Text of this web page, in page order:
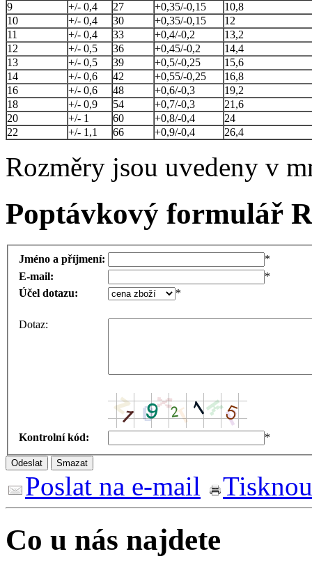
9
+/- 0,4 27 +0,35/-0,15
10,8
10
+/- 0,4 30 +0,35/-0,15
12
11
+/- 0,4 33 +0,4/-0,2
13,2
12
+/- 0,5 36 +0,45/-0,2
14,4
13
+/- 0,5 39 +0,5/-0,25
15,6
14
+/- 0,6 42 +0,55/-0,25
16,8
16
+/- 0,6 48 +0,6/-0,3
19,2
18
+/- 0,9 54 +0,7/-0,3
21,6
20
+/- 1 60 +0,8/-0,4
24
22
+/- 1,1 66 +0,9/-0,4 26,4
Rozměry jsou uvedeny v
Poptávkový formulář
Jméno a příjmení:
*
E-mail:
*
Účel dotazu:
*
Dotaz:
Kontrolní kód: *
Poslat na e-mail
Co u nás najdete